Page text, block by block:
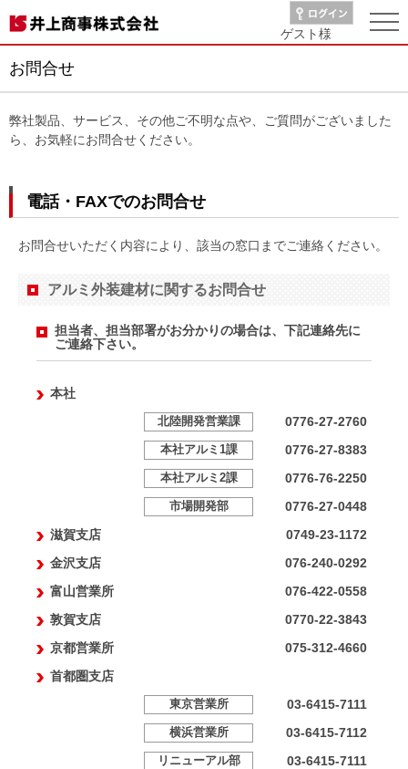
ゲスト様
お問合せ
弊社製品、サービス、その他ご不明な点や、ご質問がございました
ら、お気軽にお問合せください。
電話・FAXでのお問合せ
お問合せいただく内容により、該当の窓口までご連絡ください。
アルミ外装建材に関するお問合せ
担当者、担当部署がお分かりの場合は、下記連絡先に
ご連絡下さい。
本社
北陸開発営業課 0776-27-2760
本社アルミ1課 0776-27-8383
本社アルミ2課 0776-76-2250
市場開発部
0776-27-0448
滋賀支店
0749-23-1172
金沢支店
076-240-0292
富山営業所
076-422-0558
敦賀支店
0770-22-3843
京都営業所
075-312-4660
首都圏支店
東京営業所 03-6415-7111
横浜営業所 03-6415-7112
リニューアル部 03-6415-7111